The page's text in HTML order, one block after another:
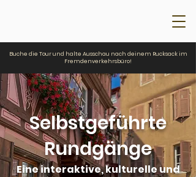
Buche die Tour und halte Ausschau nach deinem Rucksack im
Fremdenverkehrsbüro!
Selbstgeführte
Rundgänge
Eine interaktive, kulturelle und